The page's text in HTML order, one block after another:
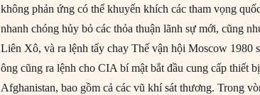
không phản ứng có thể khuyến khích các tham vọng
nhanh chóng hủy bỏ các thỏa thuận lãnh sự mới, cũng
Liên Xô, và ra lệnh tẩy chay Thế vận hội Moscow 1980
ông cũng ra lệnh cho CIA bí mật bắt đầu cung cấp thiết
Afghanistan, bao gồm cả các vũ khí sát thương. Trong